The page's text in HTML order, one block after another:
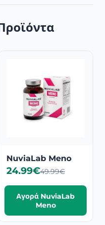
NuviaLab Meno
24.99€49.99€
Αγορά NuviaLab
Meno